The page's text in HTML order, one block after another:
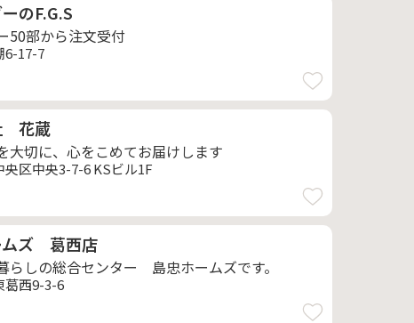
のF.G.S
50部から注文受付
6-17-7
花蔵
大切に、心をこめてお届けします
央区中央3-7-6 KSビル1F
ムズ 葛西店
らしの総合センター 島忠ホームズです。
葛西9-3-6